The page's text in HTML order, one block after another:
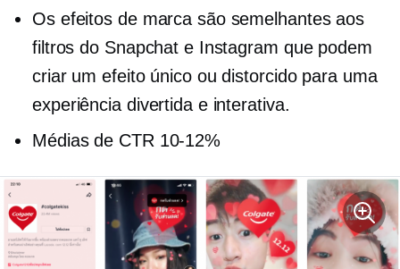
Os efeitos de marca são semelhantes aos
filtros do Snapchat e Instagram que podem
criar um efeito único ou distorcido para uma
experiência divertida e interativa.
Médias de CTR 10-12%